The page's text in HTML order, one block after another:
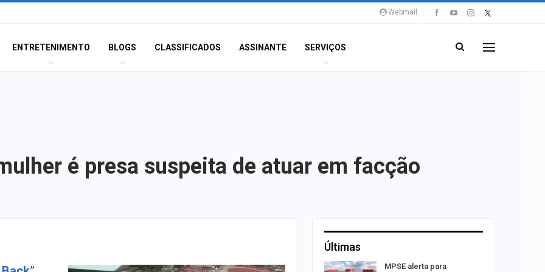
Webmail
ENTRETENIMENTO BLOGS CLASSIFICADOS ASSINANTE SERVIÇOS
é presa suspeita de atuar em facção
Últimas
Fim de semana dos pais MPSE alerta para